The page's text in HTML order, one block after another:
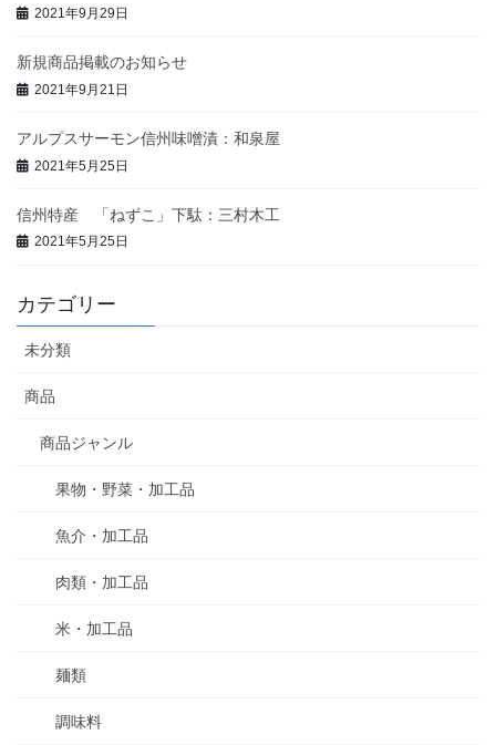
2021年9月29日
新規商品掲載のお知らせ
2021年9月21日
アルプスサーモン信州味噌漬：和泉屋
2021年5月25日
信州特産 「ねずこ」下駄：三村木工
2021年5月25日
カテゴリー
未分類
商品
商品ジャンル
果物・野菜・加工品
魚介・加工品
肉類・加工品
米・加工品
麺類
調味料